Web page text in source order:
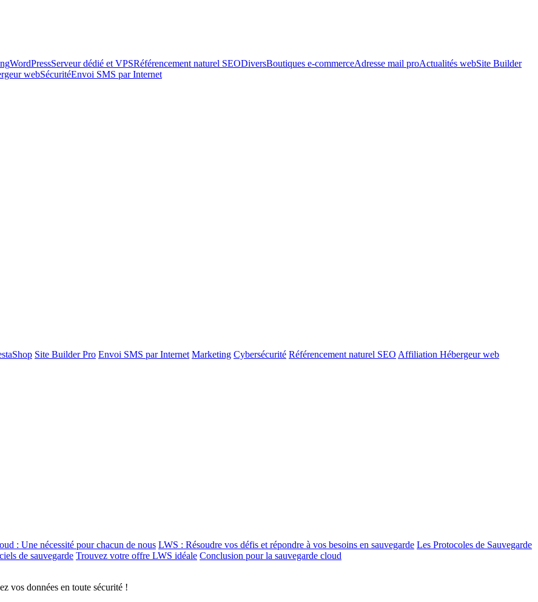
WordPressServeur dédié et VPSRéférencement naturel SEODiversBoutiques e-commerceAdresse mail proActualités webSite Builder
webSécuritéEnvoi SMS par Internet
Site Builder Pro Envoi SMS par Internet Marketing Cybersécurité Référencement naturel SEO Affiliation Hébergeur web
: Une nécessité pour chacun de nous LWS : Résoudre vos défis et répondre à vos besoins en sauvegarde Les Protocoles de Sauvegarde
de sauvegarde Trouvez votre offre LWS idéale Conclusion pour la sauvegarde cloud
vos données en toute sécurité !